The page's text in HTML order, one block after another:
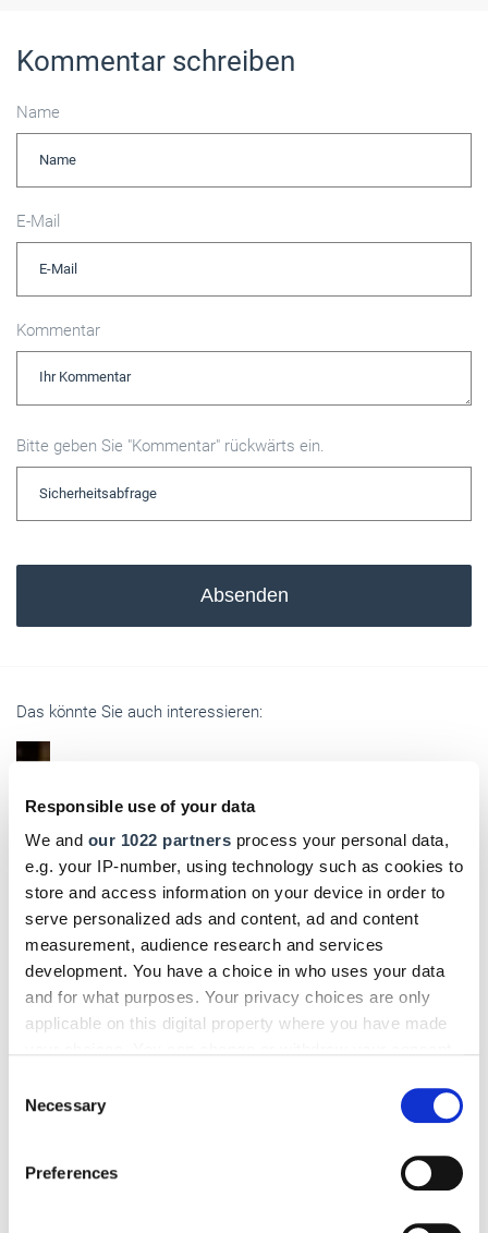
Responsible use of your data
We and our 1022 partners process your personal data,
e.g. your IP-number, using technology such as cookies to
store and access information on your device in order to
serve personalized ads and content, ad and content
measurement, audience research and services
development. You have a choice in who uses your data
and for what purposes. Your privacy choices are only
applicable on this digital property where you have made
the Privacy trigger icon.
Collect information about your geographical location
Selection
Necessary
Preferences
Kommentar schreiben
Name
E-Mail
Kommentar
Bitte geben Sie "Kommentar" rückwärts ein.
Absenden
Das könnte Sie auch interessieren: